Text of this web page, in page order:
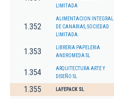
LIMITADA
1.352
ALIMENTACION INTEGRAL
DE CANARIAS, SOCIEDAD
LIMITADA.
1.353
LIBRERIA PAPELERIA
ANDROMEDA SL
1.354
ARQUITECTURA ARTE Y
DISEÑO SL
1.355 LAFEPACK SL